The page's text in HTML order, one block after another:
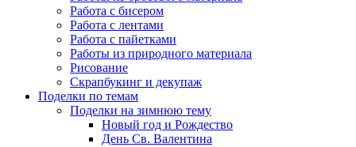
Работа с бисером
Работа с лентами
Работа с пайетками
Работы из природного материала
Рисование
Скрапбукинг и декупаж
Поделки по темам
Поделки на зимнюю тему
Новый год и Рождество
День Св. Валентина